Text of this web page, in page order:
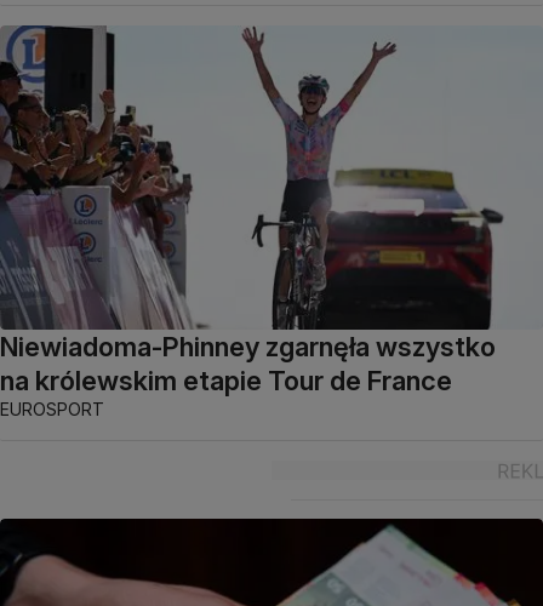
Niewiadoma-Phinney zgarnęła wszystko
na królewskim etapie Tour de France
EUROSPORT